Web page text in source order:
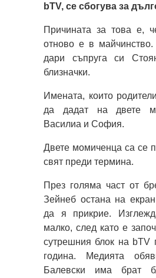
bTV, се сбогува за
Причината за това е,
отново е в
дари съпруга си
близначки.
Имената, които
да дадат на двете
Василиа и София.
Двете момиченца са се
свят преди термина.
През голяма част от
Зейнеб остана на
да я прикрие.
малко, след като е
сутрешния блок на bTV
година. Медията
Балевски има брат